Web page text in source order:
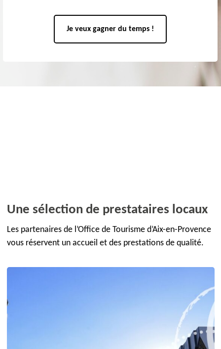
Je veux gagner du temps !
Une sélection de prestataires locaux
Les partenaires de l’Office de Tourisme d’Aix-en-Provence
vous réservent un accueil et des prestations de qualité.